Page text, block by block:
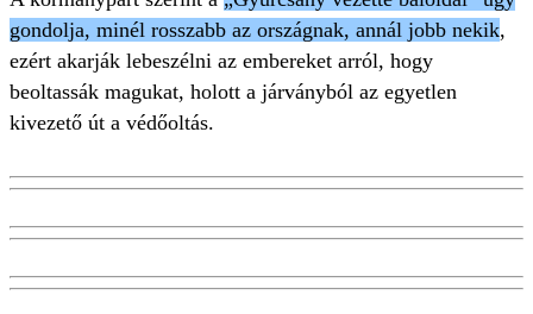
gondolja, minél rosszabb az országnak, annál jobb nekik,
ezért akarják lebeszélni az embereket arról, hogy
beoltassák magukat, holott a járványból az egyetlen
kivezető út a védőoltás.